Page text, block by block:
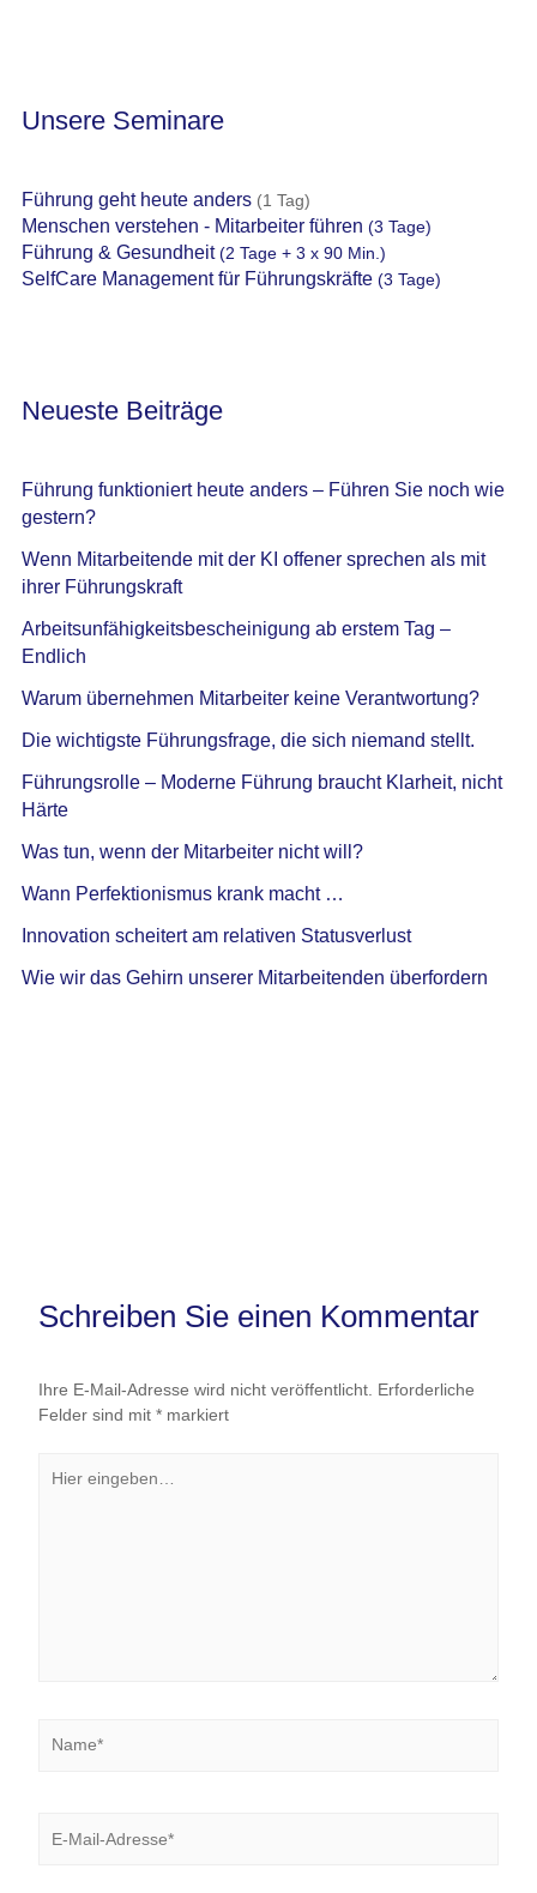
Unsere Seminare
Führung geht heute anders(1 Tag)
Menschen verstehen - Mitarbeiter führen (3 Tage)
Führung & Gesundheit(2 Tage + 3 x 90 Min.)
SelfCare Management für Führungskräfte(3 Tage)
Neueste Beiträge
Führung funktioniert heute anders – Führen Sie noch wie
gestern?
Wenn Mitarbeitende mit der KI offener sprechen als mit
ihrer Führungskraft
Arbeitsunfähigkeitsbescheinigung ab erstem Tag –
Endlich
Warum übernehmen Mitarbeiter keine Verantwortung?
Die wichtigste Führungsfrage, die sich niemand stellt.
Führungsrolle – Moderne Führung braucht Klarheit, nicht
Härte
Was tun, wenn der Mitarbeiter nicht will?
Wann Perfektionismus krank macht …
Innovation scheitert am relativen Statusverlust
Wie wir das Gehirn unserer Mitarbeitenden überfordern
Schreiben Sie einen Kommentar
Ihre E-Mail-Adresse wird nicht veröffentlicht. Erforderliche
Felder sind mit *markiert
eingeben…
Mail-